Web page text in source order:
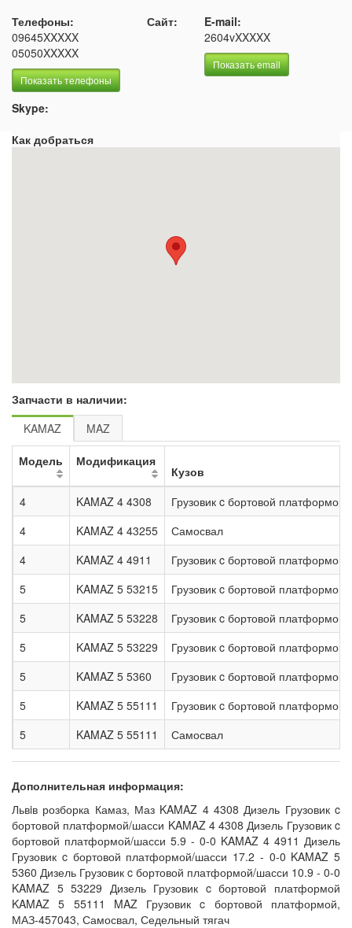
Телефоны:
09645XXXXX
05050XXXXX
Показать телефоны
Сайт:
E-mail:
2604vXXXXX
Показать email
Skype:
Как добраться
Запчасти в наличии:
KAMAZ
MAZ
Модель Модификация
Кузов
4
KAMAZ 4 4308
Грузовик c бортовой
4
KAMAZ 4 43255
Самосвал
4
KAMAZ 4 4911
Грузовик c бортовой
5
KAMAZ 5 53215
Грузовик c бортовой
5
KAMAZ 5 53228
Грузовик c бортовой
5
KAMAZ 5 53229
Грузовик c бортовой
5
KAMAZ 5 5360
Грузовик c бортовой
5
KAMAZ 5 55111
Грузовик c бортовой
5
KAMAZ 5 55111 Самосвал
Дополнительная информация:
Львiв розборка Камаз, Маз KAMAZ 4 4308 Дизель Грузовик c
бортовой платформой/шасси KAMAZ 4 4308 Дизель Грузовик c
бортовой платформой/шасси 5.9 - 0-0 KAMAZ 4 4911 Дизель
Грузовик c бортовой платформой/шасси 17.2 - 0-0 KAMAZ 5
5360 Дизель Грузовик c бортовой платформой/шасси 10.9 - 0-0
KAMAZ 5 53229 Дизель Грузовик c бортовой платформой
KAMAZ 5 55111 MAZ Грузовик c бортовой платформой,
МАЗ-457043, Самосвал, Седельный тягач